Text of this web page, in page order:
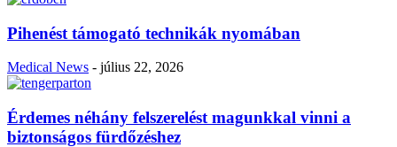
Pihenést támogató technikák nyomában
Medical News - július 22, 2026
Érdemes néhány felszerelést magunkkal vinni a
biztonságos fürdőzéshez